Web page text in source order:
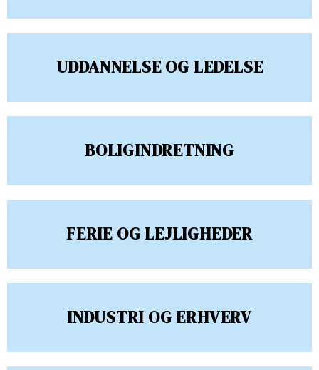
UDDANNELSE OG LEDELSE
BOLIGINDRETNING
FERIE OG LEJLIGHEDER
INDUSTRI OG ERHVERV